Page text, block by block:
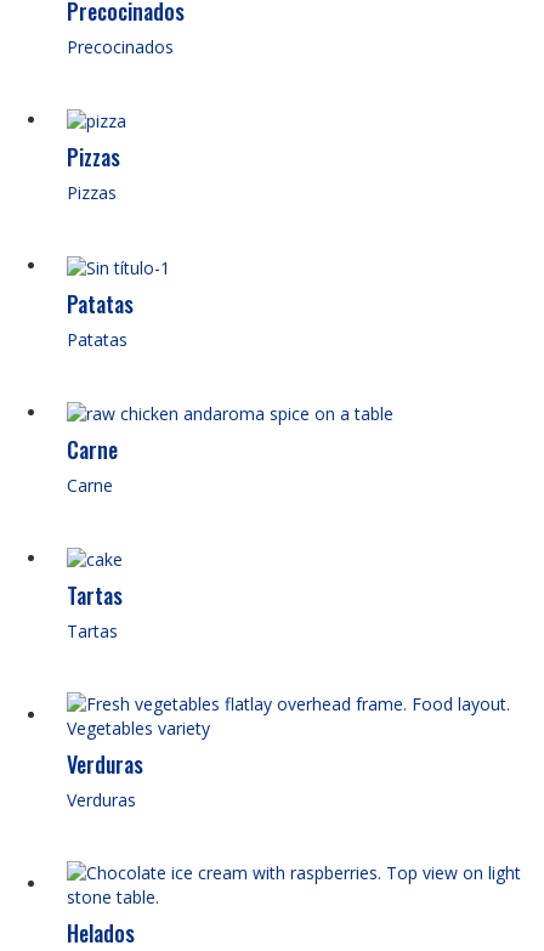
Precocinados
Precocinados
Pizzas
Pizzas
Patatas
Patatas
Carne
Carne
Tartas
Tartas
Verduras
Verduras
Helados